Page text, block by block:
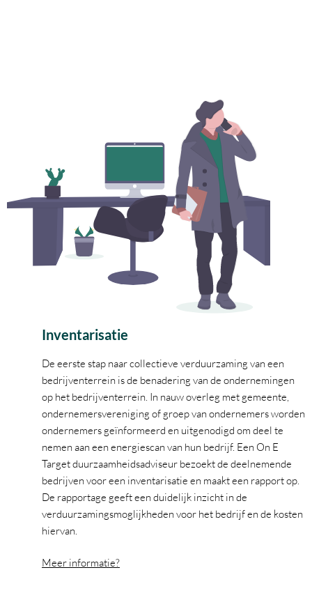
Inventarisatie
De eerste stap naar collectieve verduurzaming van een
bedrijventerrein is de benadering van de ondernemingen
op het bedrijventerrein. In nauw overleg met gemeente,
ondernemersvereniging of groep van ondernemers worden
ondernemers geïnformeerd en uitgenodigd om deel te
nemen aan een energiescan van hun bedrijf. Een On E
Target duurzaamheidsadviseur bezoekt de deelnemende
bedrijven voor een inventarisatie en maakt een rapport op.
De rapportage geeft een duidelijk inzicht in de
verduurzamingsmoglijkheden voor het bedrijf en de kosten
hiervan.
Meer informatie?